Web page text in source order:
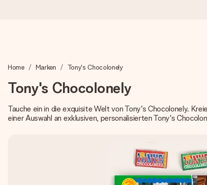
Wir bereiten dein Geschenk sorgfältig vor und schicken
4,8 (basierend auf +15.000 Bewertungen)
Home Marken Tony's Chocolonely
Tony's Chocolonely
Tauche ein in die exquisite Welt von Tony's Chocolonely.
einer Auswahl an exklusiven, personalisierten Tony's